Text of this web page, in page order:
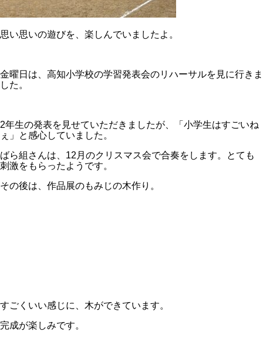
思い思いの遊びを、楽しんでいましたよ。
金曜日は、高知小学校の学習発表会のリハーサルを見に行きま
した。
2年生の発表を見せていただきましたが、「小学生はすごいね
ぇ」と感心していました。
ばら組さんは、12月のクリスマス会で合奏をします。とても
刺激をもらったようです。
その後は、作品展のもみじの木作り。
すごくいい感じに、木ができています。
完成が楽しみです。